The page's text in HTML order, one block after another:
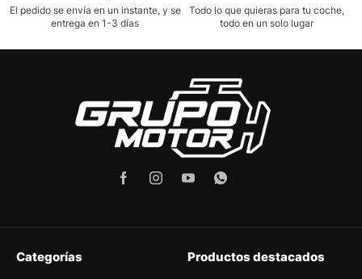
El pedido se envía en un instante, y se
entrega en 1-3 días
Todo lo que quieras para tu coche,
todo en un solo lugar
Categorías Productos destacados